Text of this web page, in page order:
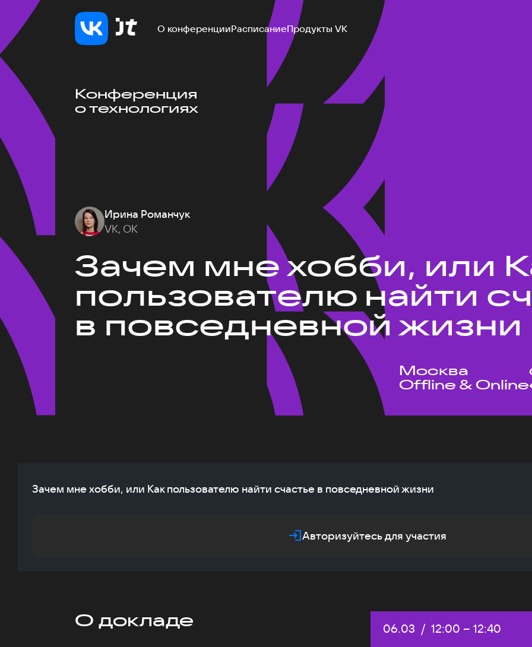
О конференцииРасписаниеПродукты VK
Конференция
о технологиях
Ирина Романчук
VK, ОК
Зачем мне хобби, или
пользователю найти
в повседневной жизни
Москва
Offline & Online
Зачем мне хобби, или Как пользователю найти счастье в повседневной жизни
Авторизуйтесь для участия
О докладе Дата:
06.03 / Начало:
12:00 – Конец:
12:40